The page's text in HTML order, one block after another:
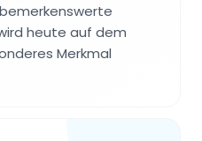
heute auf dem
Merkmal